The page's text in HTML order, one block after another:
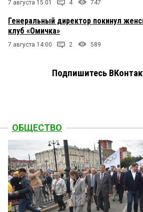
7 августа 15:01 4 747
Генеральный директор покинул
клуб «Омичка»
7 августа 14:00 2 589
Подпишитесь
ОБЩЕСТВО